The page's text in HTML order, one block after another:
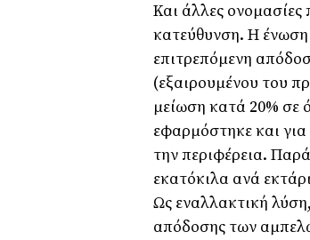
Και άλλες ονομασίες
κατεύθυνση. Η
επιτρεπόμενη
(εξαιρουμένου του
μείωση κατά 20% σε
εφαρμόστηκε και για
την περιφέρεια.
εκατόκιλα ανά
Ως εναλλακτική
απόδοσης των